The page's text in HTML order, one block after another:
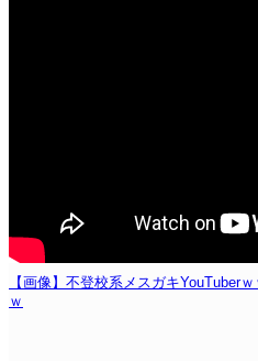
【画像】不登校系メスガキYouTuber
ｗ